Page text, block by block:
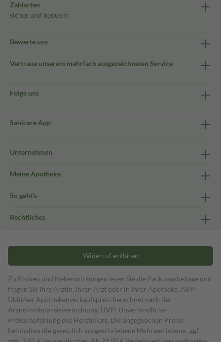
Zahlarten
sicher und bequem
Bewerte uns
Vertraue unserem mehrfach ausgezeichneten Service
Folge uns
Sanicare App
Unternehmen
Meine Apotheke
So geht's
Rechtliches
Widerruf erklären
Zu Risiken und Nebenwirkungen lesen Sie die Packungsbeilage und
fragen Sie Ihre Ärztin, Ihren Arzt oder in Ihrer Apotheke. AVP:
Üblicher Apothekenverkaufspreis berechnet nach der
Arzneimittelpreisverordnung. UVP: Unverbindliche
Preisempfehlung des Herstellers. Die angegebenen Preise
beinhalten die gesetzlich vorgeschriebene Mehrwertsteuer, ggf.